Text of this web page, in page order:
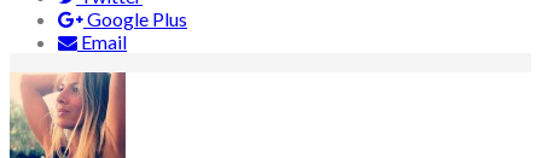
Google Plus
Email